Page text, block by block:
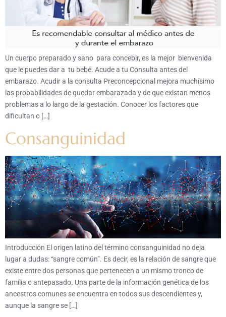
Un cuerpo preparado y sano para concebir, es la mejor bienvenida
que le puedes dar a tu bebé. Acude a tu Consulta antes del
embarazo. Acudir a la consulta Preconcepcional mejora muchísimo
las probabilidades de quedar embarazada y de que existan menos
problemas a lo largo de la gestación. Conocer los factores que
dificultan o […]
Consanguinidad
Introducción El origen latino del término consanguinidad no deja
lugar a dudas: “sangre común”. Es decir, es la relación de sangre que
existe entre dos personas que pertenecen a un mismo tronco de
familia o antepasado. Una parte de la información genética de los
ancestros comunes se encuentra en todos sus descendientes y,
aunque la sangre se […]